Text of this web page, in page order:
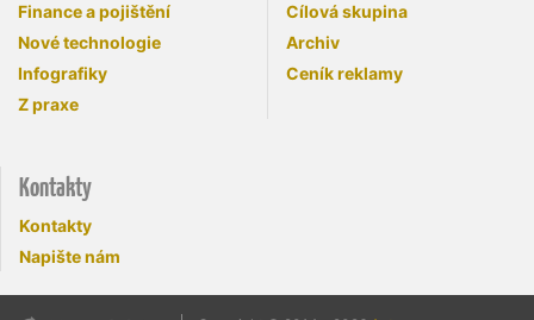
Finance a pojištění
Nové technologie
Infografiky
Z praxe
Cílová skupina
Archiv
Ceník reklamy
Kontakty
Kontakty
Napište nám